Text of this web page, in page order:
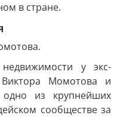
в стране.
у экс-
Виктора Момотова и
из крупнейших
сообществе за